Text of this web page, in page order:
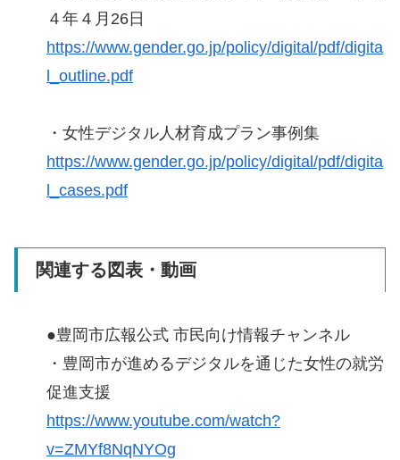
４年４月26日
https://www.gender.go.jp/policy/digital/pdf/digita
l_outline.pdf
・女性デジタル人材育成プラン事例集
https://www.gender.go.jp/policy/digital/pdf/digita
l_cases.pdf
関連する図表・動画
●豊岡市広報公式 市民向け情報チャンネル
・豊岡市が進めるデジタルを通じた女性の就労
促進支援
https://www.youtube.com/watch?
v=ZMYf8NqNYOg